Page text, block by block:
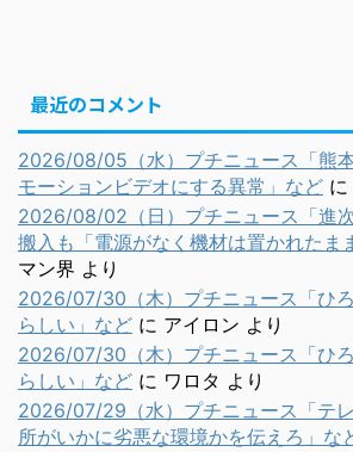
最近のコメント
2026/08/05（水）プチニュース「熊
モーションビデオにする異常」など に
2026/08/02（日）プチニュース「進
搬入も「電源がなく機材は置かれたま
マン界 より
2026/07/30（木）プチニュース「ひ
らしい」など に アイロン より
2026/07/30（木）プチニュース「ひ
らしい」など に ワロタ より
2026/07/29（水）プチニュース「テ
所がいかに劣悪な環境かを伝えろ」な